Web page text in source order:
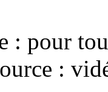
: pour
: